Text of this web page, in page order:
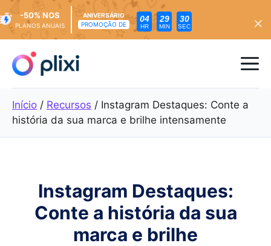
para
conteúdo
-50% NOS
PLANOS ANUAIS
ANIVERSÁRIO
PROMOÇÃO DE
04
HR
29
MIN
28
SEC
Início / Recursos / Instagram Destaques: Conte a
história da sua marca e brilhe intensamente
Instagram Destaques:
Conte a história da sua
marca e brilhe